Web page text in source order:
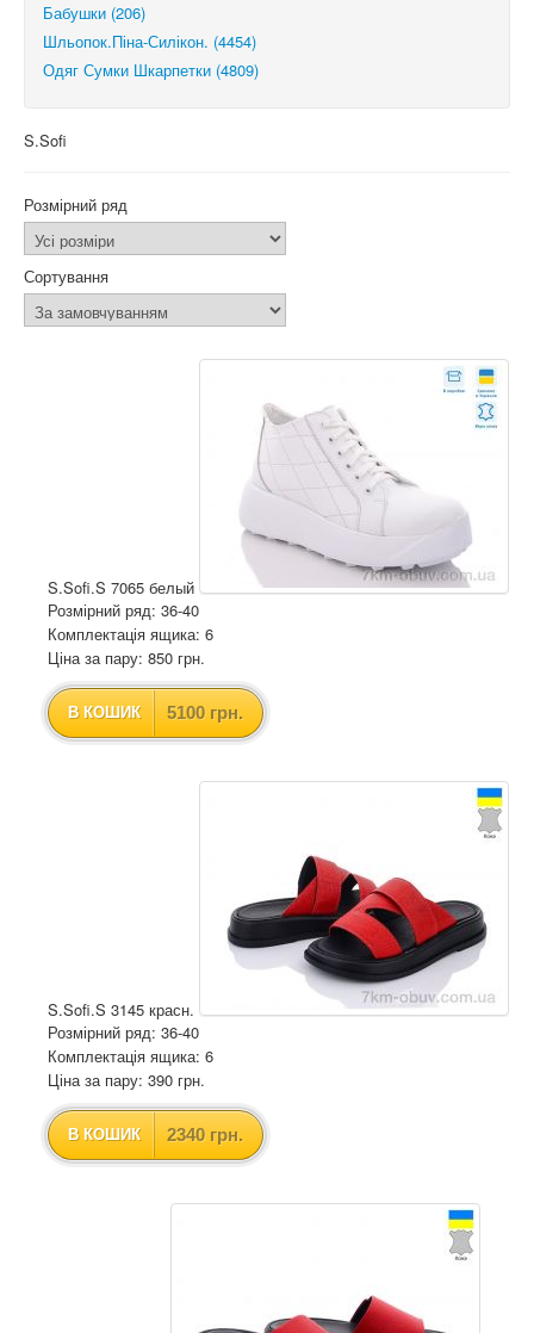
Бабушки (206)
Шльопок.Піна-Силікон. (4454)
Одяг Сумки Шкарпетки (4809)
S.Sofi
Розмірний ряд
Сортування
S.Sofi.S 7065 белый
Розмірний ряд: 36-40
Комплектація ящика: 6
Ціна за пару: 850 грн.
В КОШИК 5100 грн.
S.Sofi.S 3145 красн.
Розмірний ряд: 36-40
Комплектація ящика: 6
Ціна за пару: 390 грн.
В КОШИК 2340 грн.